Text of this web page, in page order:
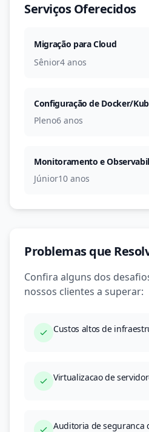
Serviços Oferecidos
Migração para Cloud
Sênior4 anos
Configuração de Docker/
Pleno6 anos
Monitoramento e
Júnior10 anos
Problemas que
Confira alguns dos
nossos clientes a superar:
Custos altos de
Virtualizacao de
Auditoria de seguranca